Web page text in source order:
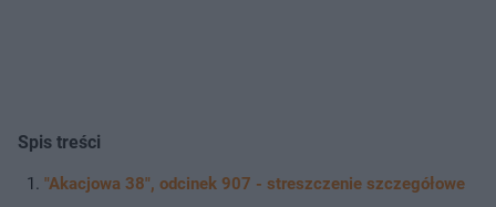
Spis treści
"Akacjowa 38", odcinek 907 - streszczenie szczegółowe